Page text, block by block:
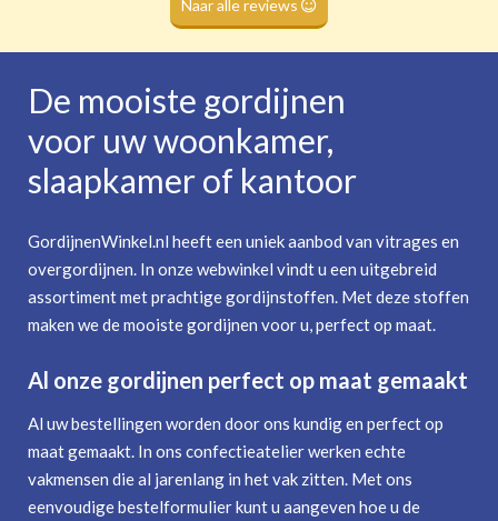
Naar alle reviews
De mooiste gordijnen
voor uw woonkamer,
slaapkamer of kantoor
GordijnenWinkel.nl heeft een uniek aanbod van vitrages en
overgordijnen. In onze webwinkel vindt u een uitgebreid
assortiment met prachtige gordijnstoffen. Met deze stoffen
maken we de mooiste gordijnen voor u, perfect op maat.
Al onze gordijnen perfect op maat gemaakt
Al uw bestellingen worden door ons kundig en perfect op
maat gemaakt. In ons confectieatelier werken echte
vakmensen die al jarenlang in het vak zitten. Met ons
eenvoudige bestelformulier kunt u aangeven hoe u de